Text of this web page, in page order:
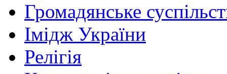
Громадянське
Імідж України
Релігія